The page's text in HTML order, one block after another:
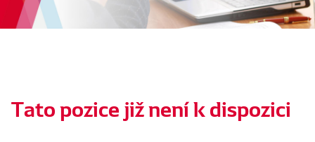
Tato pozice již není k dispozici